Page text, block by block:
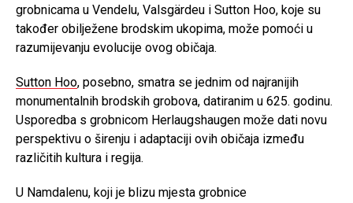
grobnicama u Vendelu, Valsgärdeu i Sutton Hoo, koje su
također obilježene brodskim ukopima, može pomoći u
razumijevanju evolucije ovog običaja.
Sutton Hoo, posebno, smatra se jednim od najranijih
monumentalnih brodskih grobova, datiranim u 625. godinu.
Usporedba s grobnicom Herlaugshaugen može dati novu
perspektivu o širenju i adaptaciji ovih običaja između
različitih kultura i regija.
U Namdalenu, koji je blizu mjesta grobnice